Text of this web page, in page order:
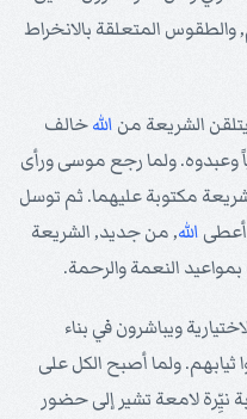
المتعلقة بالانخراط
الشريعة من اللهخالف
وعبدوه. ولما رجع موسى ورأى
مكتوبة عليهما. ثم توسل
أعطى الله, من جديد, الشريعة
النعمة والرحمة.
ويباشرون في بناء
ثيابهم. ولما أصبح الكل على
لامعة تشير إلى حضور